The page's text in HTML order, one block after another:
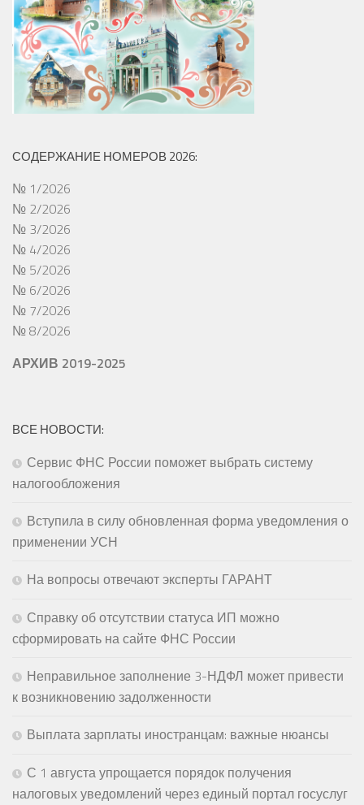
СОДЕРЖАНИЕ НОМЕРОВ 2026:
№ 1/2026
№ 2/2026
№ 3/2026
№ 4/2026
№ 5/2026
№ 6/2026
№ 7/2026
№ 8/2026
АРХИВ 2019-2025
ВСЕ НОВОСТИ:
Сервис ФНС России поможет выбрать систему
налогообложения
Вступила в силу обновленная форма уведомления о
применении УСН
На вопросы отвечают эксперты ГАРАНТ
Справку об отсутствии статуса ИП можно
сформировать на сайте ФНС России
Неправильное заполнение 3-НДФЛ может привести
к возникновению задолженности
Выплата зарплаты иностранцам: важные нюансы
С 1 августа упрощается порядок получения
налоговых уведомлений через единый портал госуслуг